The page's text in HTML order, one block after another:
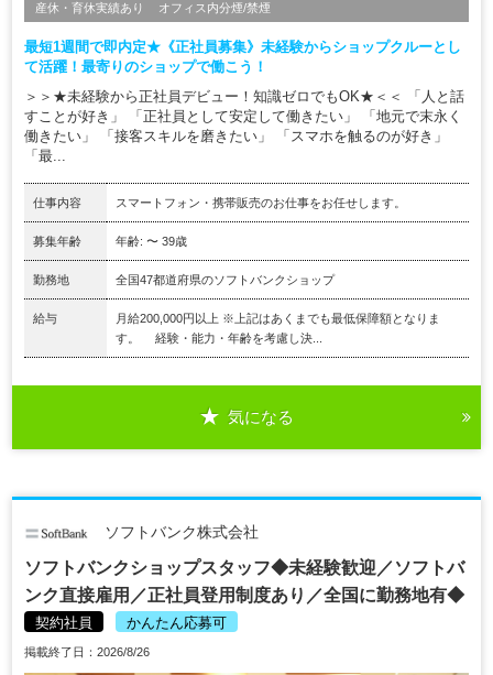
産休・育休実績あり オフィス内分煙/禁煙
最短1週間で即内定★《正社員募集》未経験からショップクルーとし
て活躍！最寄りのショップで働こう！
＞＞★未経験から正社員デビュー！知識ゼロでもOK★＜＜ 「人と話
すことが好き」 「正社員として安定して働きたい」 「地元で末永く
働きたい」 「接客スキルを磨きたい」 「スマホを触るのが好き」
「最...
仕事内容 スマートフォン・携帯販売のお仕事をお任せします。
募集年齢 年齢: 〜 39歳
勤務地 全国47都道府県のソフトバンクショップ
給与
月給200,000円以上 ※上記はあくまでも最低保障額となりま
す。 経験・能力・年齢を考慮し決...
気になる
ソフトバンク株式会社
ソフトバンクショップスタッフ◆未経験歓迎／ソフトバ
ンク直接雇用／正社員登用制度あり／全国に勤務地有◆
契約社員 かんたん応募可
掲載終了日：2026/8/26